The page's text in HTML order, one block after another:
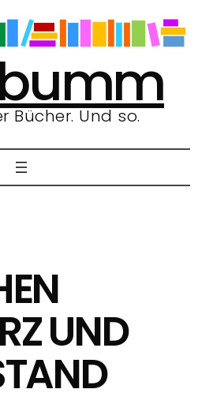
Bücher. Und so.
UND